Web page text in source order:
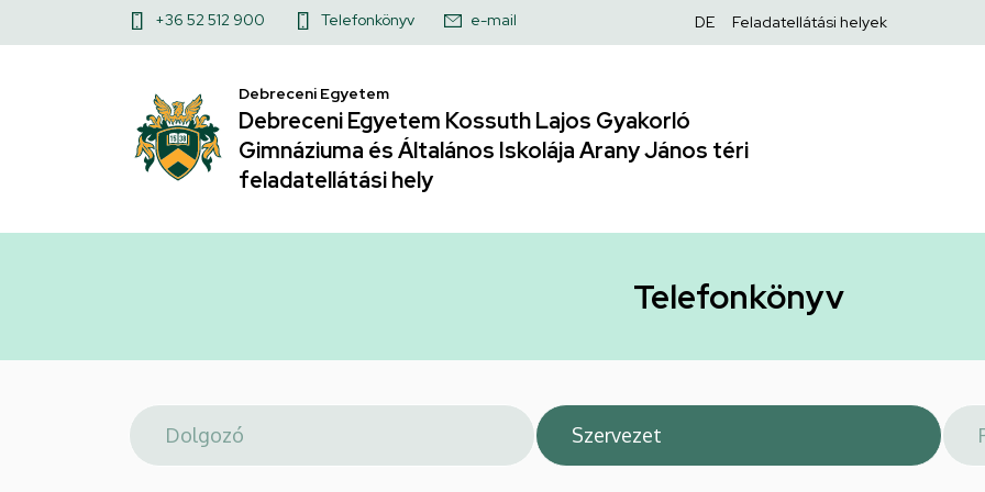
Telefonkönyv
Debreceni
Egyetem
Kossuth
Gimnáziuma
Általános
a
Felső
menü
+36 52 512 900 Telefonkönyv e-mail
Felső
DE Feladatellátási helyek
Debreceni Egyetem
Debreceni Egyetem Kossuth Lajos Gyakorló
Gimnáziuma és Általános Iskolája Arany János téri
feladatellátási hely
Telefonkönyv